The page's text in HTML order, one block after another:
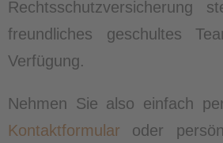
Rechtsschutzversicherung
freundliches geschultes
Verfügung.
Nehmen Sie also einfach
Kontaktformular oder